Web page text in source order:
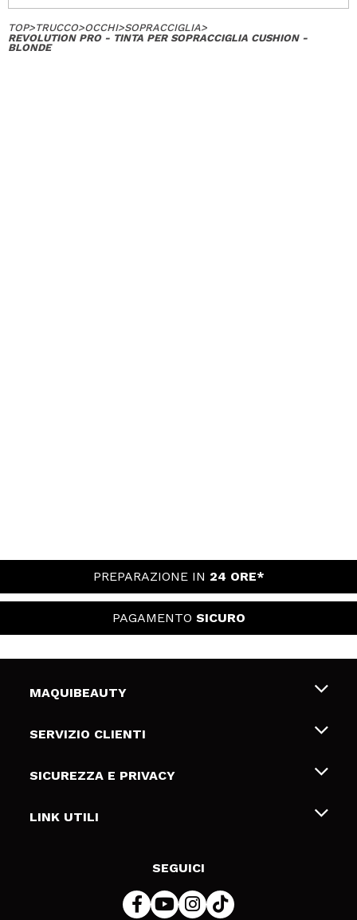
TOP>TRUCCO>OCCHI>SOPRACCIGLIA>
REVOLUTION PRO - TINTA PER SOPRACCIGLIA CUSHION -
BLONDE
PREPARAZIONE IN 24 ORE*
PAGAMENTO SICURO
MAQUIBEAUTY
Chi siamo
Gift Cards
SERVIZIO CLIENTI
Spedizioni & Resi
Metodi di pagamamento
SICUREZZA E PRIVACY
Termini e condizioni
LINK UTILI
SEGUICI